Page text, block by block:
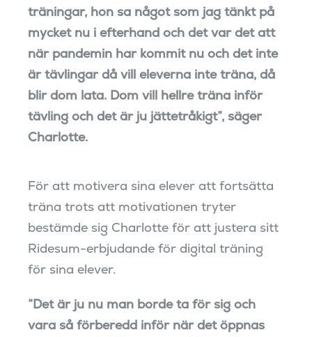
träningar, hon sa något som jag tänkt på
mycket nu i efterhand och det var det att
när pandemin har kommit nu och det inte
är tävlingar då vill eleverna inte träna, då
blir dom lata. Dom vill hellre träna inför
tävling och det är ju jättetråkigt”, säger
Charlotte.
För att motivera sina elever att fortsätta
träna trots att motivationen tryter
bestämde sig Charlotte för att justera sitt
Ridesum-erbjudande för digital träning
för sina elever.
”Det är ju nu man borde ta för sig och
vara så förberedd inför när det öppnas